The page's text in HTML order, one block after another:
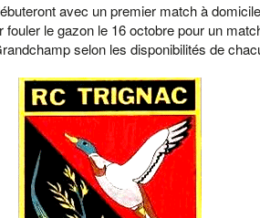
avec un premier match à
le gazon le 16 octobre pour un
selon les disponibilités de